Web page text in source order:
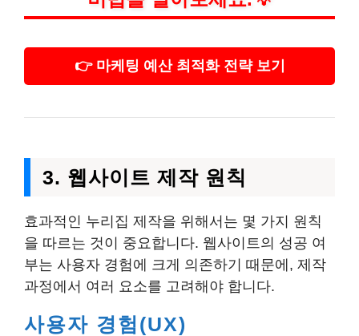
👉 마케팅 예산 최적화 전략 보기
3. 웹사이트 제작 원칙
효과적인 누리집 제작을 위해서는 몇 가지 원칙
을 따르는 것이 중요합니다. 웹사이트의 성공 여
부는 사용자 경험에 크게 의존하기 때문에, 제작
과정에서 여러 요소를 고려해야 합니다.
사용자 경험(UX)